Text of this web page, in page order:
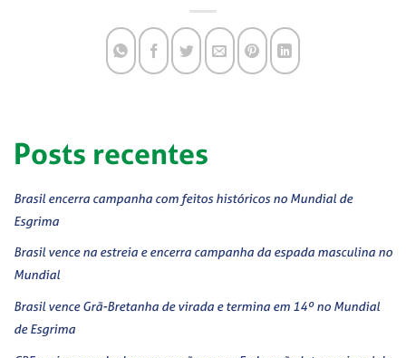
Posts recentes
Brasil encerra campanha com feitos históricos no Mundial de
Esgrima
Brasil vence na estreia e encerra campanha da espada masculina no
Mundial
Brasil vence Grã-Bretanha de virada e termina em 14º no Mundial
de Esgrima